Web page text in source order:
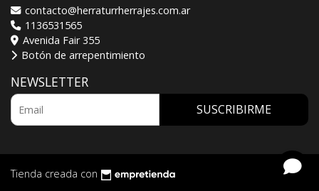
contacto@herraturrherrajes.com.ar
1136531565
Avenida Fair 355
Botón de arrepentimiento
NEWSLETTER
SUSCRIBIRME
Tienda creada con